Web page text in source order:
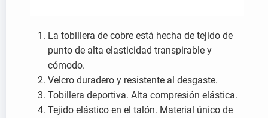
La tobillera de cobre está hecha de tejido de
punto de alta elasticidad transpirable y
cómodo.
Velcro duradero y resistente al desgaste.
Tobillera deportiva. Alta compresión elástica.
Tejido elástico en el talón. Material único de